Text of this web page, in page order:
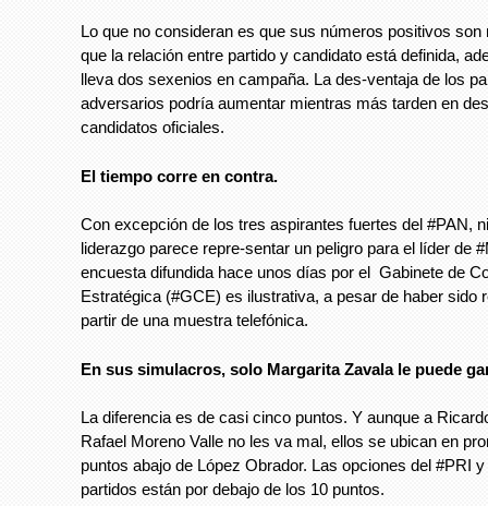
Lo que no consideran es que sus números positivos son
que la relación entre partido y candidato está definida,
lleva dos sexenios en campaña. La des-ventaja de los
adversarios podría aumentar mientras más tarden en
candidatos oficiales.
El tiempo corre en contra.
Con excepción de los tres aspirantes fuertes del #PAN,
liderazgo parece repre-sentar un peligro para el líder de
encuesta difundida hace unos días por el Gabinete de
Estratégica (#GCE) es ilustrativa, a pesar de haber sido
partir de una muestra telefónica.
En sus simulacros, solo Margarita Zavala le puede
La diferencia es de casi cinco puntos. Y aunque a
Rafael Moreno Valle no les va mal, ellos se ubican en
puntos abajo de López Obrador. Las opciones del #PRI
partidos están por debajo de los 10 puntos.